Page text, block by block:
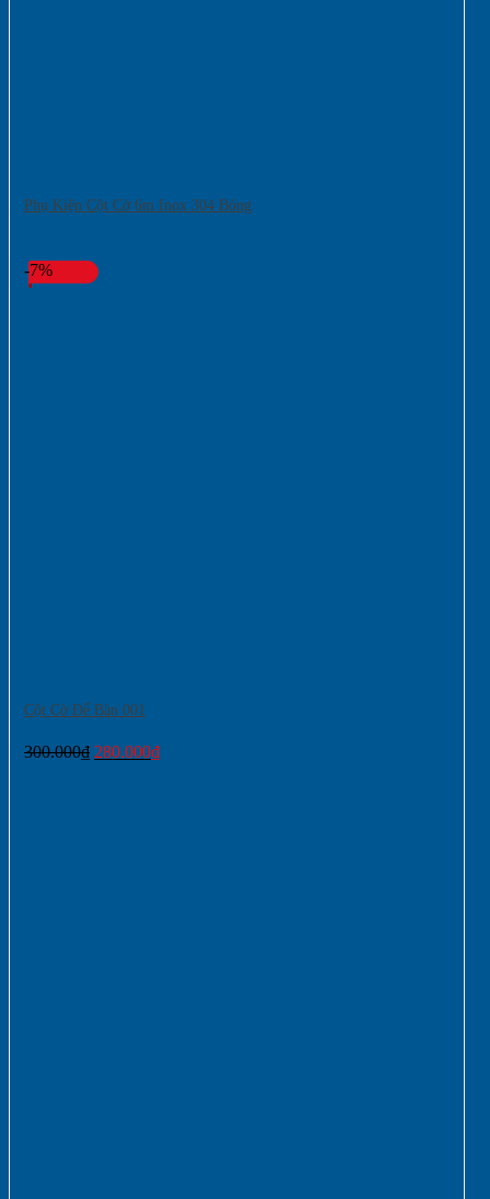
Phụ Kiện Cột Cờ 6m Inox 304 Bóng
-7%
Cột Cờ Để Bàn 001
300.000₫ Giá
280.000₫Giá